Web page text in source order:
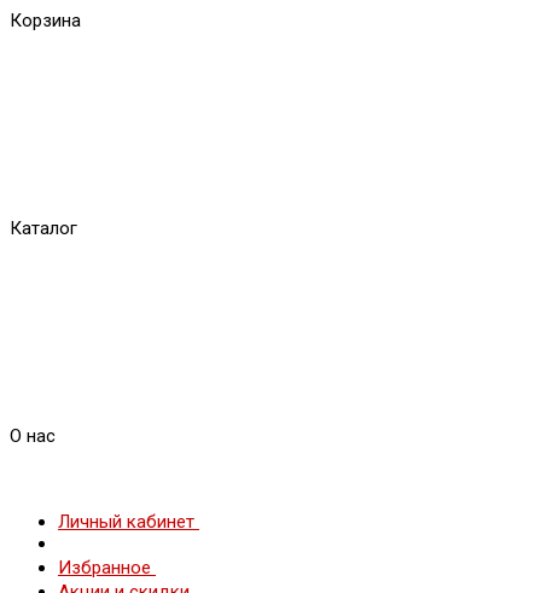
Корзина
Каталог
О нас
Личный кабинет
Избранное